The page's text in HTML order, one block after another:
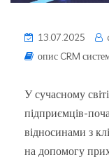
13.07.2025
опис CRM
У сучасному
підприємців-
відносинами з
на допомогу